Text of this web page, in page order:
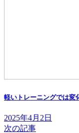
軽いトレーニングでは変
2025年4月2日
次の記事